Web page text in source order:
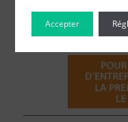
Accepter